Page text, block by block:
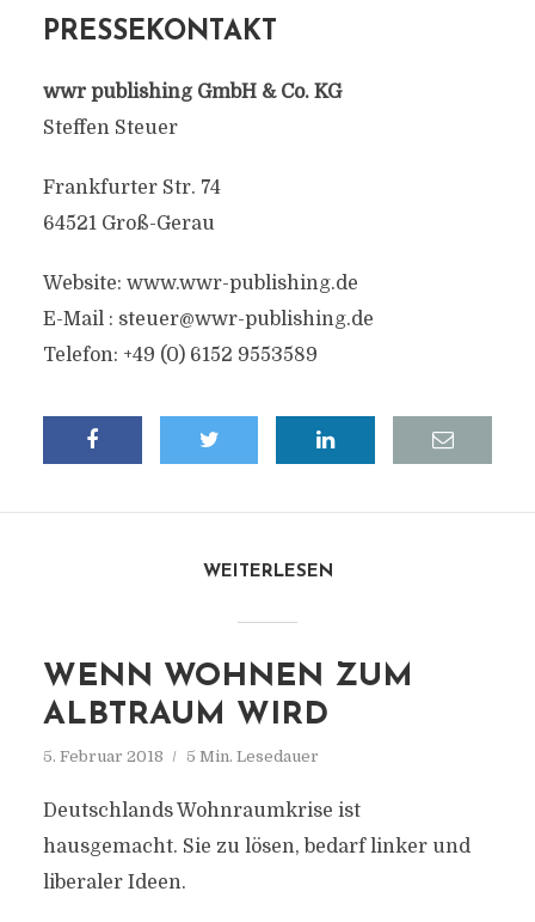
PRESSEKONTAKT
wwr publishing GmbH & Co. KG
Steffen Steuer
Frankfurter Str. 74
64521 Groß-Gerau
Website: www.wwr-publishing.de
E-Mail : steuer@wwr-publishing.de
Telefon: +49 (0) 6152 9553589
WEITERLESEN
WENN WOHNEN ZUM
ALBTRAUM WIRD
5. Februar 2018 5 Min. Lesedauer
Deutschlands Wohnraumkrise ist
hausgemacht. Sie zu lösen, bedarf linker und
liberaler Ideen.